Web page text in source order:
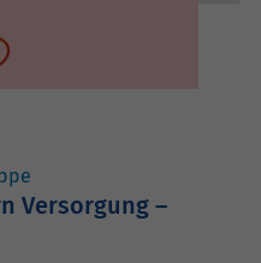
Versorgung –